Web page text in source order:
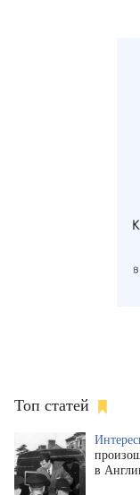
Топ статей
в